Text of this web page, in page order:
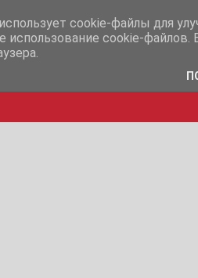
info@iq365.ru +7-
cookie-файлы для
использование cookie-